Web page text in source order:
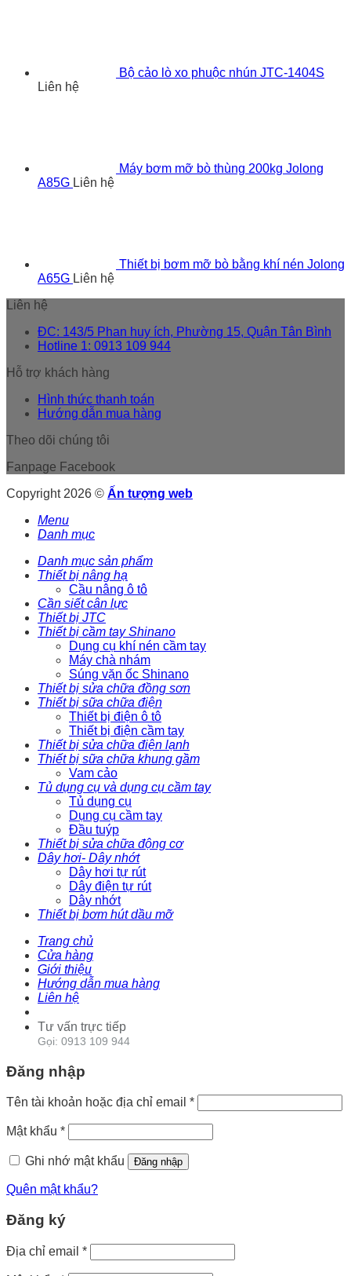
Bộ cảo lò xo phuộc nhún JTC-1404S
Liên hệ
Máy bơm mỡ bò thùng 200kg Jolong
A85G Liên hệ
Thiết bị bơm mỡ bò bằng khí nén Jolong
A65G Liên hệ
Liên hệ
ĐC: 143/5 Phan huy ích, Phường 15, Quận Tân Bình
Hotline 1: 0913 109 944
Hỗ trợ khách hàng
Hình thức thanh toán
Hướng dẫn mua hàng
Theo dõi chúng tôi
Fanpage Facebook
Copyright 2026 © Ấn tượng web
Menu
Danh mục
Danh mục sản phẩm
Thiết bị nâng hạ
Cầu nâng ô tô
Cần siết cân lực
Thiết bị JTC
Thiết bị cầm tay Shinano
Dụng cụ khí nén cầm tay
Máy chà nhám
Súng vặn ốc Shinano
Thiết bị sửa chữa đồng sơn
Thiết bị sữa chữa điện
Thiết bị điện ô tô
Thiết bị điện cầm tay
Thiết bị sửa chữa điện lạnh
Thiết bị sữa chữa khung gầm
Vam cảo
Tủ dụng cụ và dụng cụ cầm tay
Tủ dụng cụ
Dụng cụ cầm tay
Đầu tuýp
Thiết bị sửa chữa động cơ
Dây hơi- Dây nhớt
Dây hơi tự rút
Dây điện tự rút
Dây nhớt
Thiết bị bơm hút dầu mỡ
Trang chủ
Cửa hàng
Giới thiệu
Hướng dẫn mua hàng
Liên hệ
Tư vấn trực tiếp
Gọi: 0913 109 944
Đăng nhập
Tên tài khoản hoặc địa chỉ email *
Mật khẩu *
Ghi nhớ mật khẩu Đăng nhập
Quên mật khẩu?
Đăng ký
Địa chỉ email *